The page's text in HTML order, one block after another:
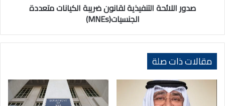
صدور اللائحة التنفيذية لقانون ضريبة الكيانات متعددة
الجنسيات(MNEs)
مقالات ذات صلة